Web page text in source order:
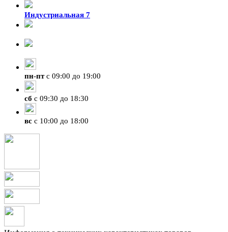
Индустриальная 7
пн-птс 09:00 до 19:00
сб с 09:30 до 18:30
вс с 10:00 до 18:00